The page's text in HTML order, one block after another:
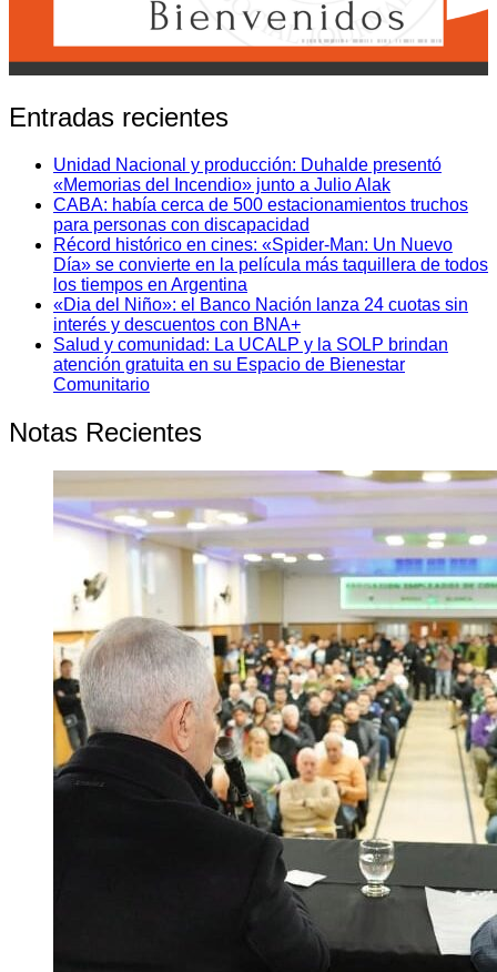
Entradas recientes
Unidad Nacional y producción: Duhalde presentó
«Memorias del Incendio» junto a Julio Alak
CABA: había cerca de 500 estacionamientos truchos
para personas con discapacidad
Récord histórico en cines: «Spider-Man: Un Nuevo
Día» se convierte en la película más taquillera de todos
los tiempos en Argentina
«Dia del Niño»: el Banco Nación lanza 24 cuotas sin
interés y descuentos con BNA+
Salud y comunidad: La UCALP y la SOLP brindan
atención gratuita en su Espacio de Bienestar
Comunitario
Notas Recientes